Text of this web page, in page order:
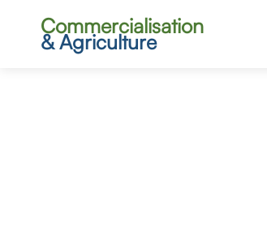
Commercialisation
& Agriculture